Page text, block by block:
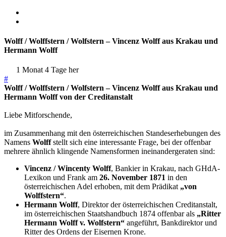
Wolff / Wolffstern / Wolfstern – Vincenz Wolff aus Krakau und
Hermann Wolff
1 Monat 4 Tage her
#
Wolff / Wolffstern / Wolfstern – Vincenz Wolff aus Krakau und
Hermann Wolff von der Creditanstalt
Liebe Mitforschende,
im Zusammenhang mit den österreichischen Standeserhebungen des
Namens Wolffstellt sich eine interessante Frage, bei der offenbar
mehrere ähnlich klingende Namensformen ineinandergeraten sind:
Vincenz / Wincenty Wolff, Bankier in Krakau, nach GHdA-
Lexikon und Frank am 26. November 1871 in den
österreichischen Adel erhoben, mit dem Prädikat „von
Wolffstern“.
Hermann Wolff, Direktor der österreichischen Creditanstalt,
im österreichischen Staatshandbuch 1874 offenbar als „Ritter
Hermann Wolff v. Wolfstern“ angeführt, Bankdirektor und
Ritter des Ordens der Eisernen Krone.